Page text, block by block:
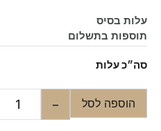
עלות בסיס
תוספות בתשלום
סה״כ עלות
− הוספה לסל